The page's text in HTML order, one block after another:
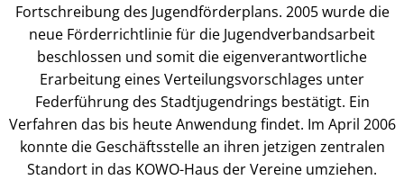
Fortschreibung des Jugendförderplans. 2005 wurde die
neue Förderrichtlinie für die Jugendverbandsarbeit
beschlossen und somit die eigenverantwortliche
Erarbeitung eines Verteilungsvorschlages unter
Federführung des Stadtjugendrings bestätigt. Ein
Verfahren das bis heute Anwendung findet. Im April 2006
konnte die Geschäftsstelle an ihren jetzigen zentralen
Standort in das KOWO-Haus der Vereine umziehen.